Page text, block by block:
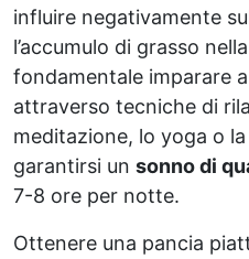
influire negativamente
l’accumulo di grasso
fondamentale imparare a
attraverso tecniche di
meditazione, lo yoga o
garantirsi un sonno di
7-8 ore per notte.
Ottenere una pancia